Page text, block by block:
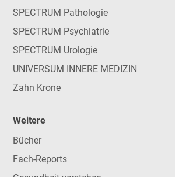
SPECTRUM Pathologie
SPECTRUM Psychiatrie
SPECTRUM Urologie
UNIVERSUM INNERE MEDIZIN
Zahn Krone
Weitere
Bücher
Fach-Reports